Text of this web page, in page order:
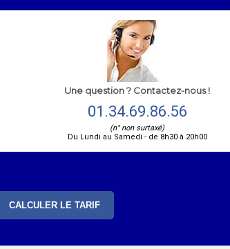
Une question ? Contactez-nous !
01.34.69.86.56
(n° non surtaxé)
Du Lundi au Samedi - de 8h30 à 20h00